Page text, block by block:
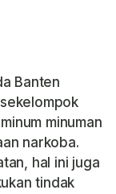
Banten
minuman
narkoba.
hal ini juga
tindak